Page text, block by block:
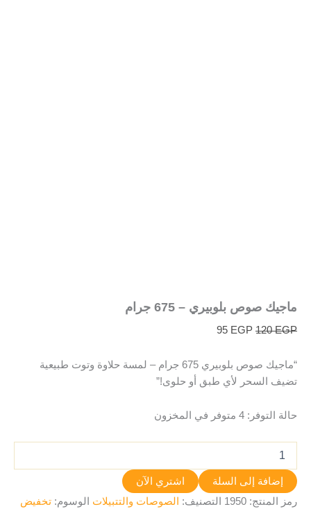
ماجيك صوص بلوبيري – 675 جرام
120EGP
95 EGP
“ماجيك صوص بلوبيري 675 جرام – لمسة حلاوة وتوت طبيعية
تضيف السحر لأي طبق أو حلوى!”
حالة التوفر: 4 متوفر في المخزون
إضافة إلى السلة
اشتري الآن
رمز المنتج: 1950 التصنيف: الصوصات والتتبيلات الوسوم: تخفيض